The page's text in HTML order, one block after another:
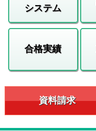
システム
合格実績
資料請求